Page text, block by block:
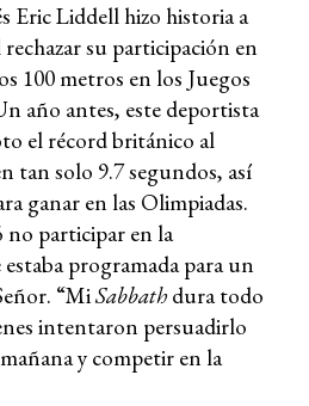
Eric Liddell hizo historia a
rechazar su participación en
100 metros en los Juegos
año antes, este deportista
el récord británico al
tan solo 9.7 segundos, así
ganar en las Olimpiadas.
no participar en la
programada para un
“MiSabbathdura todo
intentaron persuadirlo
y competir en la